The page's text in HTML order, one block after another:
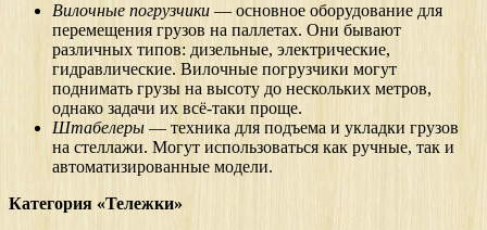
Вилочные погрузчики — основное оборудование для
перемещения грузов на паллетах. Они бывают
различных типов: дизельные, электрические,
гидравлические. Вилочные погрузчики могут
поднимать грузы на высоту до нескольких метров,
однако задачи их всё-таки проще.
Штабелеры — техника для подъема и укладки грузов
на стеллажи. Могут использоваться как ручные, так и
автоматизированные модели.
Категория «Тележки»